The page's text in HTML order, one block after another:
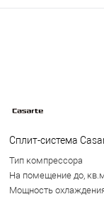
Сплит-система
Тип компрессора
На помещение до,
Мощность